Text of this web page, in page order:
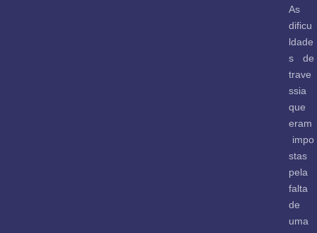
As
dificu
ldade
s de
trave
ssia
que
eram
impo
stas
pela
falta
de
uma